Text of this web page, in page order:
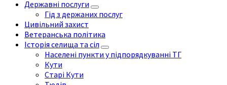
Державні послуги
Гід з держаних послуг
Цивільний захист
Ветеранська політика
Історія селища та сіл
Населені пункти у підпорядкуванні ТГ
Кути
Старі Кути